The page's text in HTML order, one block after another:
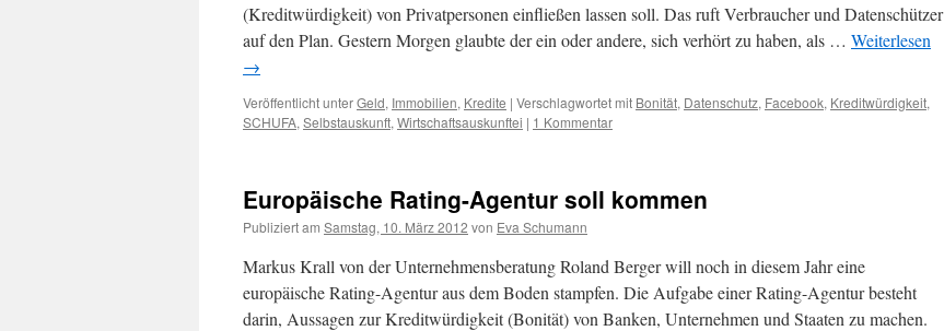
(Kreditwürdigkeit) von Privatpersonen einfließen lassen soll. Das ruft Verbraucher und Datenschützer
auf den Plan. Gestern Morgen glaubte der ein oder andere, sich verhört zu haben, als … Weiterlesen
→
Veröffentlicht unterGeld, Immobilien, Kredite | Verschlagwortet mit Bonität, Datenschutz, Facebook, Kreditwürdigkeit,
SCHUFA, Selbstauskunft, Wirtschaftsauskunftei | 1 Kommentar
Europäische Rating-Agentur soll kommen
Publiziert am Samstag, 10. März 2012 von Eva Schumann
Markus Krall von der Unternehmensberatung Roland Berger will noch in diesem Jahr eine
europäische Rating-Agentur aus dem Boden stampfen. Die Aufgabe einer Rating-Agentur besteht
darin, Aussagen zur Kreditwürdigkeit (Bonität) von Banken, Unternehmen und Staaten zu machen.